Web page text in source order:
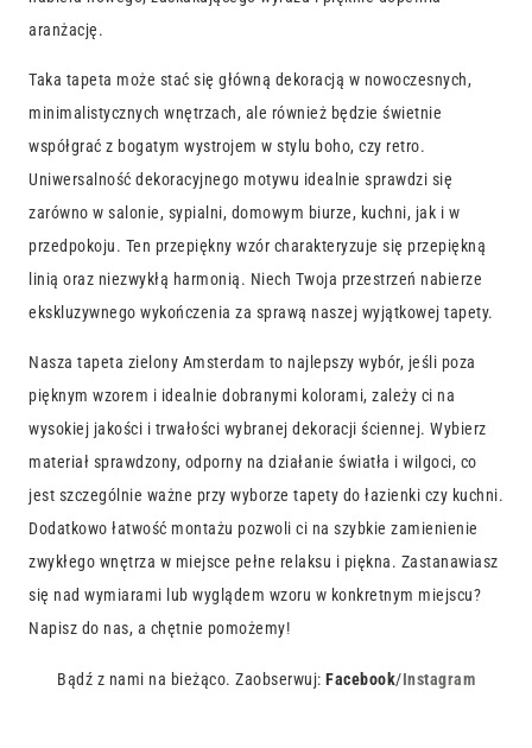
aranżację.
Taka tapeta może stać się główną dekoracją w nowoczesnych,
minimalistycznych wnętrzach, ale również będzie świetnie
współgrać z bogatym wystrojem w stylu boho, czy retro.
Uniwersalność dekoracyjnego motywu idealnie sprawdzi się
zarówno w salonie, sypialni, domowym biurze, kuchni, jak i w
przedpokoju. Ten przepiękny wzór charakteryzuje się przepiękną
linią oraz niezwykłą harmonią. Niech Twoja przestrzeń nabierze
ekskluzywnego wykończenia za sprawą naszej wyjątkowej tapety.
Nasza tapeta zielony Amsterdam to najlepszy wybór, jeśli poza
pięknym wzorem i idealnie dobranymi kolorami, zależy ci na
wysokiej jakości i trwałości wybranej dekoracji ściennej. Wybierz
materiał sprawdzony, odporny na działanie światła i wilgoci, co
jest szczególnie ważne przy wyborze tapety do łazienki czy kuchni.
Dodatkowo łatwość montażu pozwoli ci na szybkie zamienienie
zwykłego wnętrza w miejsce pełne relaksu i piękna. Zastanawiasz
się nad wymiarami lub wyglądem wzoru w konkretnym miejscu?
Napisz do nas, a chętnie pomożemy!
Bądź z nami na bieżąco. Zaobserwuj: Facebook/Instagram